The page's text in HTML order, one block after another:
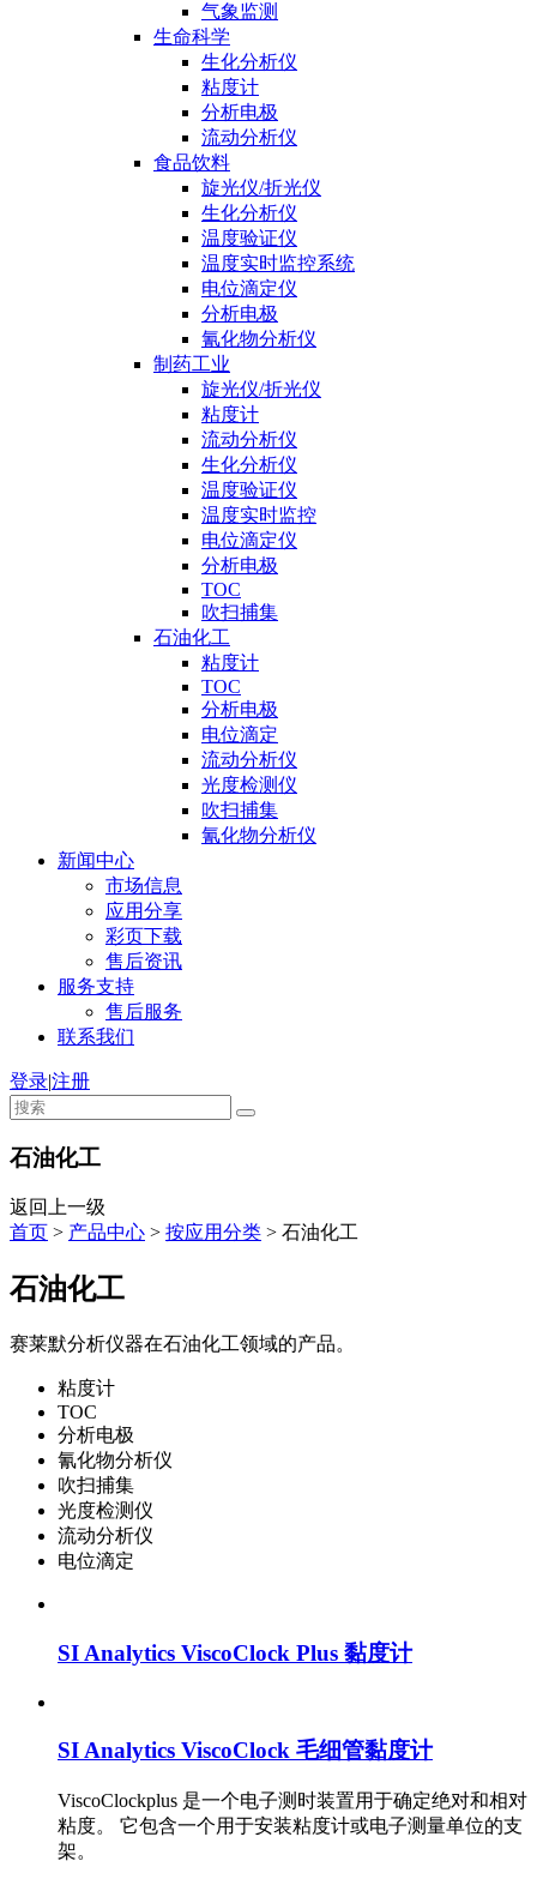
气象监测
生命科学
生化分析仪
粘度计
分析电极
流动分析仪
食品饮料
旋光仪/折光仪
生化分析仪
温度验证仪
温度实时监控系统
电位滴定仪
分析电极
氰化物分析仪
制药工业
旋光仪/折光仪
粘度计
流动分析仪
生化分析仪
温度验证仪
温度实时监控
电位滴定仪
分析电极
TOC
吹扫捕集
石油化工
粘度计
TOC
分析电极
电位滴定
流动分析仪
光度检测仪
吹扫捕集
氰化物分析仪
新闻中心
市场信息
应用分享
彩页下载
售后资讯
服务支持
售后服务
联系我们
登录|注册
石油化工
返回上一级
首页 > 产品中心 > 按应用分类 > 石油化工
石油化工
赛莱默分析仪器在石油化工领域的产品。
粘度计
TOC
分析电极
氰化物分析仪
吹扫捕集
光度检测仪
流动分析仪
电位滴定
SI Analytics ViscoClock Plus 黏度计
SI Analytics ViscoClock 毛细管黏度计
ViscoClockplus 是一个电子测时装置用于确定绝对和相对
粘度。 它包含一个用于安装粘度计或电子测量单位的支
架。